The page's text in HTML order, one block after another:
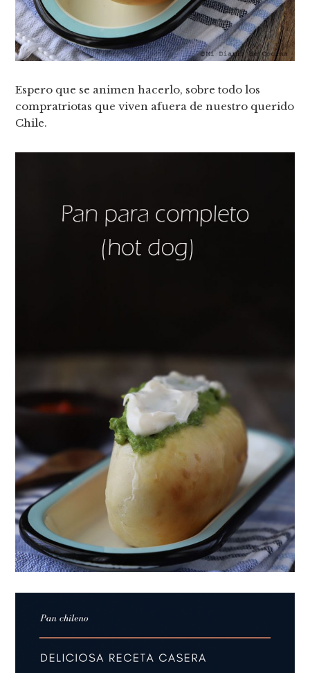
Espero que se animen hacerlo, sobre todo los
compratriotas que viven afuera de nuestro querido
Chile.